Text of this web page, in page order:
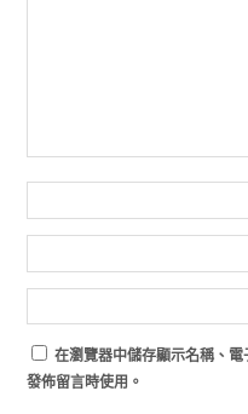
在瀏覽器中儲存顯示名稱、
發佈留言時使用。